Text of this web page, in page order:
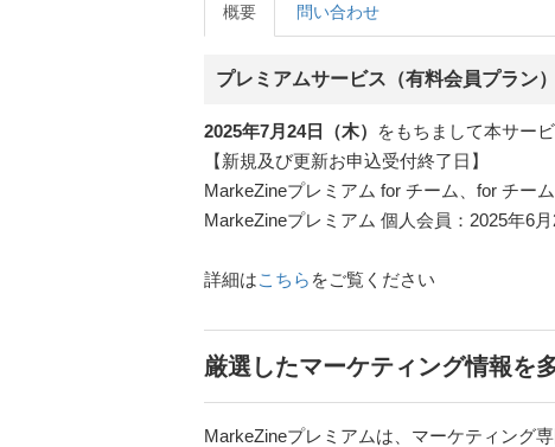
概要 問い合わせ
プレミアムサービス（有料会員プラン
2025年7月24日（木）
をもちまして本サー
【新規及び更新お申込受付終了日】
MarkeZineプレミアム for チーム、for チー
MarkeZineプレミアム 個人会員：2025年6
詳細はこちら をご覧ください
厳選したマーケティング情報を
MarkeZineプレミアムは、マーケティング